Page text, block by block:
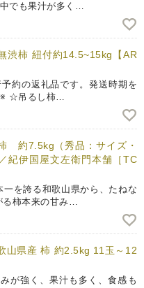
でも果汁が多く…
渋柿 紐付約14.5~15kg【AR
約の返礼品です。発送時期を
※ ☆吊るし柿…
約7.5kg（秀品：サイズ・
紀伊国屋文左衛門本舗［TC
を誇る和歌山県から、たねな
る柿本来の甘み…
山県産 柿 約2.5kg 11玉～12
が強く、果汁も多く、食感も